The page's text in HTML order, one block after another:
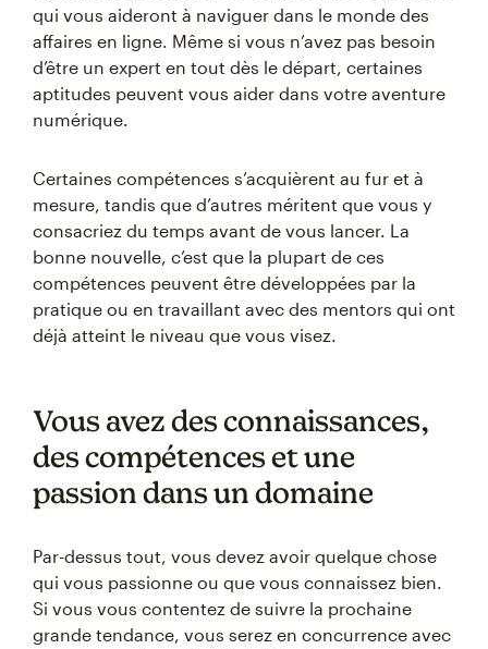
qui vous aideront à naviguer dans le monde des
affaires en ligne. Même si vous n’avez pas besoin
d’être un expert en tout dès le départ, certaines
aptitudes peuvent vous aider dans votre aventure
numérique.
Certaines compétences s’acquièrent au fur et à
mesure, tandis que d’autres méritent que vous y
consacriez du temps avant de vous lancer. La
bonne nouvelle, c’est que la plupart de ces
compétences peuvent être développées par la
pratique ou en travaillant avec des mentors qui ont
déjà atteint le niveau que vous visez.
Vous avez des connaissances,
des compétences et une
passion dans un domaine
Par-dessus tout, vous devez avoir quelque chose
qui vous passionne ou que vous connaissez bien.
Si vous vous contentez de suivre la prochaine
grande tendance, vous serez en concurrence avec